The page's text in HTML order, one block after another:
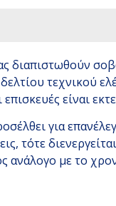
τεχνικού
είναι
για
τότε
ανάλογο με το